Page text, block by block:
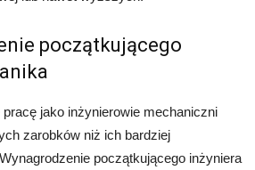
początkującego
jako inżynierowie mechaniczni
zarobków niż ich bardziej
początkującego inżyniera